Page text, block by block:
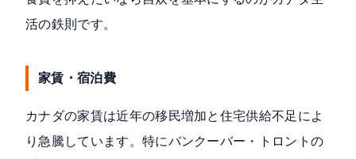
活の鉄則です。
家賃・宿泊費
カナダの家賃は近年の移民増加と住宅供給不足によ
り急騰しています。特にバンクーバー・トロントの